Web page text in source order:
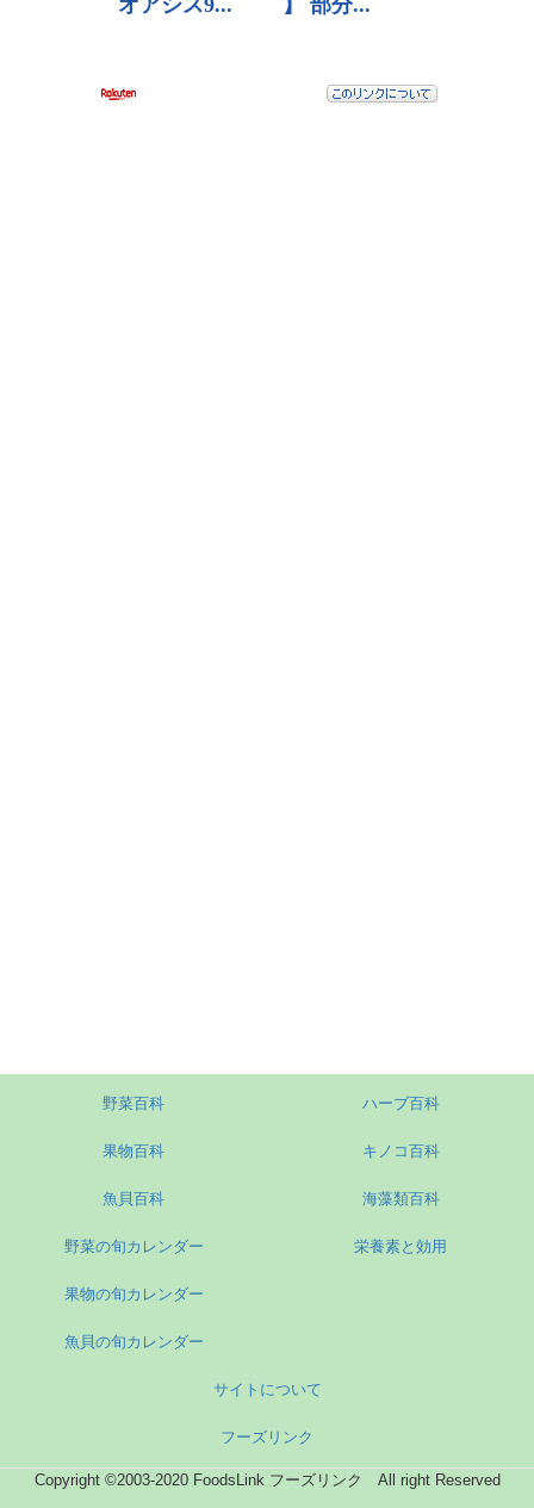
野菜百科
果物百科
魚貝百科
ハーブ百科
キノコ百科
海藻類百科
野菜の旬カレンダー
果物の旬カレンダー
魚貝の旬カレンダー
栄養素と効用
サイトについて
フーズリンク
Copyright ©2003-2020 FoodsLink フーズリンク All right Reserved